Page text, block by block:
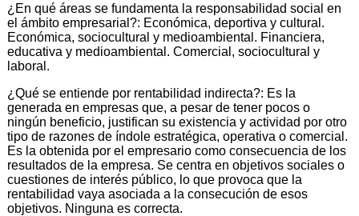
¿En qué áreas se fundamenta la responsabilidad social en
el ámbito empresarial?: Económica, deportiva y cultural.
Económica, sociocultural y medioambiental. Financiera,
educativa y medioambiental. Comercial, sociocultural y
laboral.
¿Qué se entiende por rentabilidad indirecta?: Es la
generada en empresas que, a pesar de tener pocos o
ningún beneficio, justifican su existencia y actividad por otro
tipo de razones de índole estratégica, operativa o comercial.
Es la obtenida por el empresario como consecuencia de los
resultados de la empresa. Se centra en objetivos sociales o
cuestiones de interés público, lo que provoca que la
rentabilidad vaya asociada a la consecución de esos
objetivos. Ninguna es correcta.